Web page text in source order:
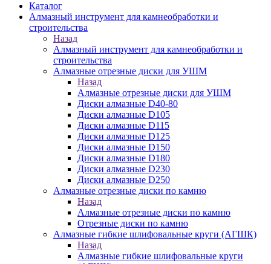
Каталог
Алмазный инструмент для камнеобработки и
строительства
Назад
Алмазный инструмент для камнеобработки и
строительства
Алмазные отрезные диски для УШМ
Назад
Алмазные отрезные диски для УШМ
Диски алмазные D40-80
Диски алмазные D105
Диски алмазные D115
Диски алмазные D125
Диски алмазные D150
Диски алмазные D180
Диски алмазные D230
Диски алмазные D250
Алмазные отрезные диски по камню
Назад
Алмазные отрезные диски по камню
Отрезные диски по камню
Алмазные гибкие шлифовальные круги (АГШК)
Назад
Алмазные гибкие шлифовальные круги